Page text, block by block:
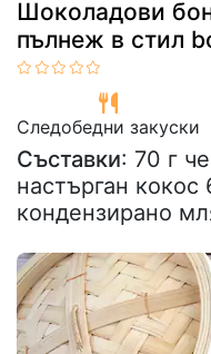
Шоколадови
пълнеж в стил
Следобедни закуски
Съставки: 70 г
настърган кокос
кондензирано